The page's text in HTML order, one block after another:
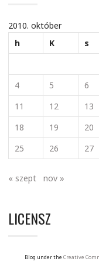
2010. október
h
K s
4
5 6
11
12 13
18
19 20
25
26 27
« szept nov »
LICENSZ
Blog under the Creative